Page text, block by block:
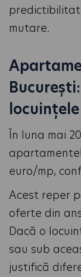
mutare.
În luna mai
euro/mp,
Acest reper
oferte din
Dacă o
sau sub
justifică